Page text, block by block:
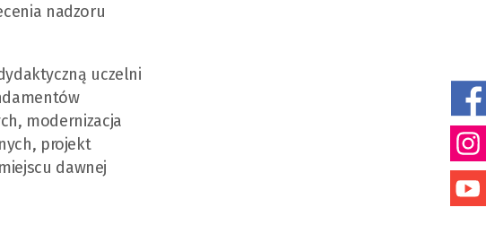
nadzoru
uczelni
modernizacja
projekt
dawnej